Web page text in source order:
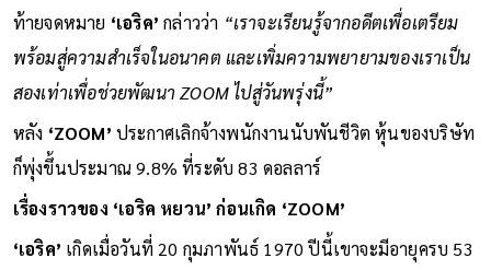
ท้ายจดหมาย ‘เอริค’ กล่าวว่า “เราจะเรียนรู้จากอดีตเพื่อเตรียม
พร้อมสู่ความสำเร็จในอนาคต และเพิ่มความพยายามของเราเป็น
สองเท่าเพื่อช่วยพัฒนา ZOOM ไปสู่วันพรุ่งนี้”
หลัง ‘ZOOM’ ประกาศเลิกจ้างพนักงานนับพันชีวิต หุ้นของบริษัท
ก็พุ่งขึ้นประมาณ 9.8% ที่ระดับ 83 ดอลลาร์
เรื่องราวของ ‘เอริค หยวน’ ก่อนเกิด ‘ZOOM’
‘เอริค’ เกิดเมื่อวันที่ 20 กุมภาพันธ์ 1970 ปีนี้เขาจะมีอายุครบ 53